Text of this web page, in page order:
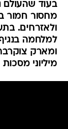
בעוד שהעולם
מחסור חמור
ולאזרחים.
למלחמה
ומארק
מיליוני מסכות